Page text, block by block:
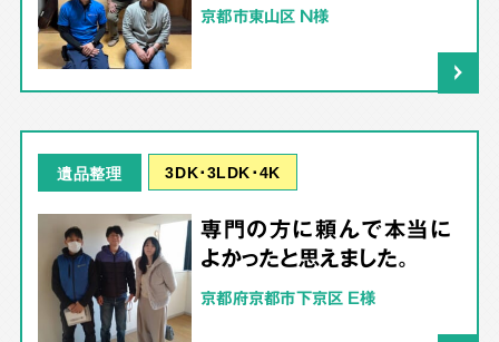
京都市東山区 N様
遺品整理 3DK･3LDK･4K
専門の方に頼んで本当に
よかったと思えました。
京都府京都市下京区 E様